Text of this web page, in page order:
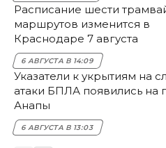
Расписание шести
маршрутов изменится в
Краснодаре 7 августа
6 АВГУСТА В 14:09
Указатели к укрытиям на
атаки БПЛА появились на
Анапы
6 АВГУСТА В 13:03